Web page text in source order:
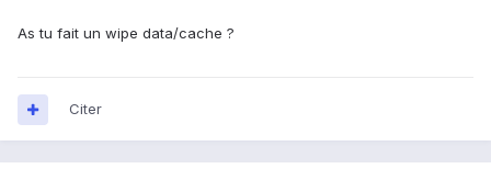
As tu fait un wipe data/cache ?
Citer